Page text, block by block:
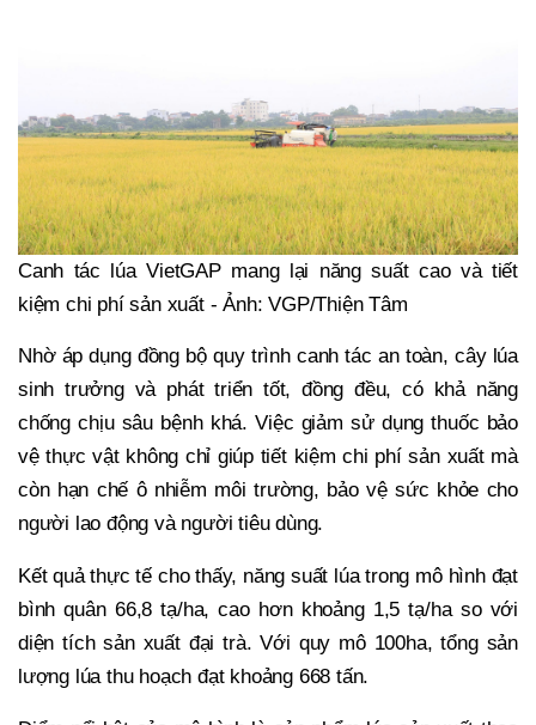
Canh tác lúa VietGAP mang lại năng suất cao và tiết
kiệm chi phí sản xuất - Ảnh: VGP/Thiện Tâm
Nhờ áp dụng đồng bộ quy trình canh tác an toàn, cây lúa
sinh trưởng và phát triển tốt, đồng đều, có khả năng
chống chịu sâu bệnh khá. Việc giảm sử dụng thuốc bảo
vệ thực vật không chỉ giúp tiết kiệm chi phí sản xuất mà
còn hạn chế ô nhiễm môi trường, bảo vệ sức khỏe cho
người lao động và người tiêu dùng.
Kết quả thực tế cho thấy, năng suất lúa trong mô hình đạt
bình quân 66,8 tạ/ha, cao hơn khoảng 1,5 tạ/ha so với
diện tích sản xuất đại trà. Với quy mô 100ha, tổng sản
lượng lúa thu hoạch đạt khoảng 668 tấn.